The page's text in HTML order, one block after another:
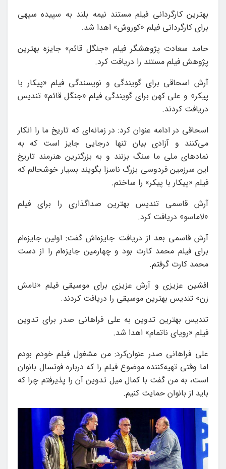
بهترین کارگردانی فیلم مستند نیمه بلند به سپیده سپهی
برای کارگردانی فیلم «کوروش» اهدا شد.
حامد سعادت پژوهشگر فیلم «جنگل قائم» جایزه بهترین
پژوهش فیلم مستند را دریافت کرد.
آرش اسحاقی برای گویندگی و نویسندگی فیلم «پیکار با
پیکر» و علی کهن برای گویندگی فیلم «جنگل قائم» تندیس
دریافت کردند.
اسحاقی در ادامه عنوان کرد: در زمانه‌ای که تاریخ ما را انکار
می‌کنند و آزادی بیان تنها درجایی جایز است که به
نمادهای ملی ما سنگ بزنند و به بزرگترین‌ هنرمند تاریخ
این سرزمین فردوسی بزرگ‌ ناسزا بگویند بسیار خوشحالم که
فیلم «پیکار با پیکر» را ساختم.
آرش قاسمی تندیس بهترین صداگذاری را برای فیلم
«لاماسو» دریافت کرد.
آرش قاسمی بعد از دریافت جایزه‌اش گفت: اولین جایزه‌ام
برای فیلم محمد کارت بود و چهارمین جایزه‌ام را از دست
محمد کارت گرفتم.
افشین عزیزی و آرش عزیزی برای موسیقی فیلم «نامش
زن» تندیس بهترین موسیقی را دریافت کردند.
تندیس بهترین تدوین به علی فراهانی صدر برای تدوین
فیلم «رویای ناتمام» اهدا شد.
علی فراهانی صدر عنوان‌کرد: من مشغول فیلم خودم بودم
اما وقتی تهیه‌کننده موضوع فیلم را که درباره فوتسال بانوان
است، به من گفت با کمال میل تدوین آن را پذیرفتم چرا که
باید از بانوان حمایت کنیم.